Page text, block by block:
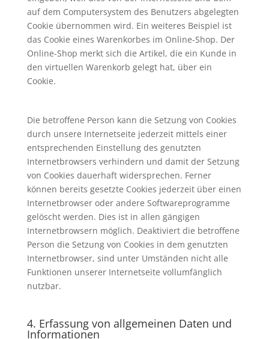
auf dem Computersystem des Benutzers abgelegten
Cookie übernommen wird. Ein weiteres Beispiel ist
das Cookie eines Warenkorbes im Online-Shop. Der
Online-Shop merkt sich die Artikel, die ein Kunde in
den virtuellen Warenkorb gelegt hat, über ein
Cookie.
Die betroffene Person kann die Setzung von Cookies
durch unsere Internetseite jederzeit mittels einer
entsprechenden Einstellung des genutzten
Internetbrowsers verhindern und damit der Setzung
von Cookies dauerhaft widersprechen. Ferner
können bereits gesetzte Cookies jederzeit über einen
Internetbrowser oder andere Softwareprogramme
gelöscht werden. Dies ist in allen gängigen
Internetbrowsern möglich. Deaktiviert die betroffene
Person die Setzung von Cookies in dem genutzten
Internetbrowser, sind unter Umständen nicht alle
Funktionen unserer Internetseite vollumfänglich
nutzbar.
4. Erfassung von allgemeinen Daten und
Informationen